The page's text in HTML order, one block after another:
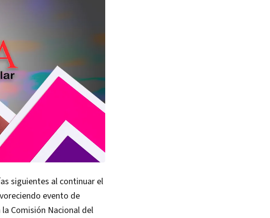
siguientes al continuar el
evento de
Comisión Nacional del